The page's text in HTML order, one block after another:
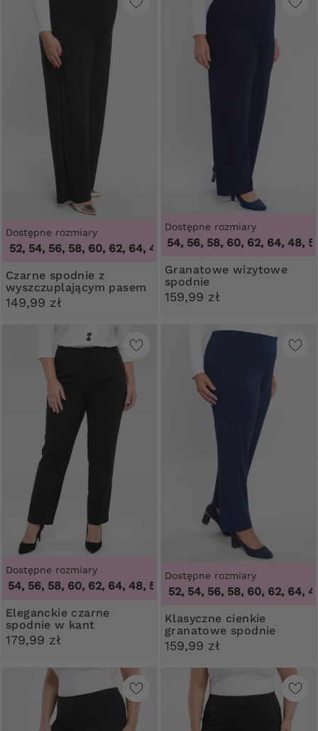
Dostępne rozmiary
54, 56, 58, 60, 62, 64 ,46, 48, 50, 52, 54, 56, 58, 60, 62,
Czarne spodnie z
wyszczuplającym pasem
149,99 zł
Dostępne rozmiary
48, 50, 52, 54, 56, 58, 60, 62, 64 ,48, 50,
Granatowe wizytowe
spodnie
159,99 zł
Dostępne rozmiary
56, 58, 60, 62, 64 ,48, 50, 52, 54, 56, 58, 60, 62, 64
Eleganckie czarne
spodnie w kant
179,99 zł
Dostępne rozmiary
46, 48, 50, 52, 54, 56, 58, 60, 62, 64 ,46,
Klasyczne cienkie
granatowe spodnie
159,99 zł